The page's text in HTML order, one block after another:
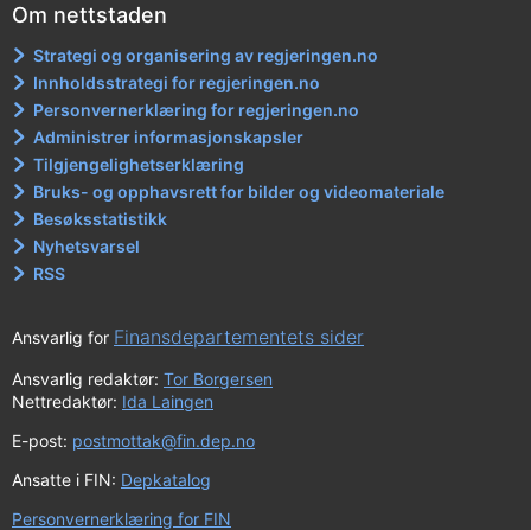
Om nettstaden
Strategi og organisering av regjeringen.no
Innholdsstrategi for regjeringen.no
Personvernerklæring for regjeringen.no
Administrer informasjonskapsler
Tilgjengelighetserklæring
Bruks- og opphavsrett for bilder og videomateriale
Besøksstatistikk
Nyhetsvarsel
RSS
Ansvarlig for Finansdepartementets sider
Ansvarlig redaktør: Tor Borgersen
Nettredaktør: Ida Laingen
E-post: postmottak@fin.dep.no
Ansatte i FIN: Depkatalog
Personvernerklæring for FIN